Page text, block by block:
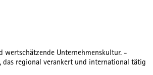
Unternehmenskultur. -
regional verankert und international tätig